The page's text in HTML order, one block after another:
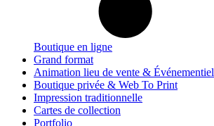
Boutique en ligne
Grand format
Animation lieu de vente & Événementiel
Boutique privée & Web To Print
Impression traditionnelle
Cartes de collection
Portfolio